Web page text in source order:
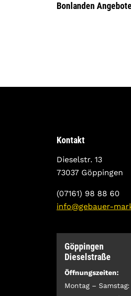
Bonlanden
Kontakt
Dieselstr. 13
73037 Göppingen
(07161) 98 88 60
info@gebauer-
Göppingen
Dieselstraße
Öffnungszeiten:
Montag – Samstag: